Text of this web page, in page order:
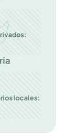
locales: